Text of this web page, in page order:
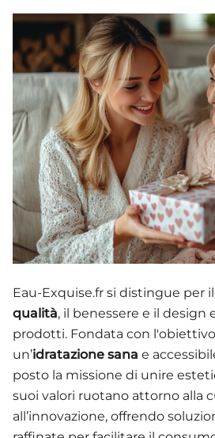
Eau-Exquise.fr si distingue per
qualità, il benessere e il design
prodotti. Fondata con
un’idratazione sana e
posto la missione di unire
suoi valori ruotano attorno alla
all’innovazione, offrendo